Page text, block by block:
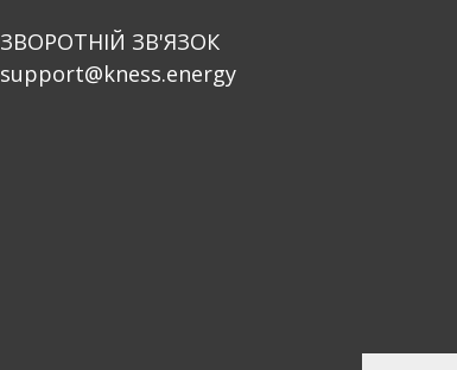
ЗВОРОТНІЙ ЗВ'ЯЗОК
support@kness.energy